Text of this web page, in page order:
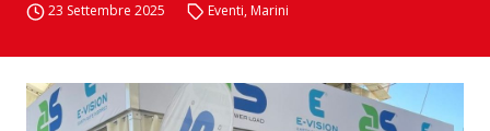
23 Settembre 2025 Eventi, Marini